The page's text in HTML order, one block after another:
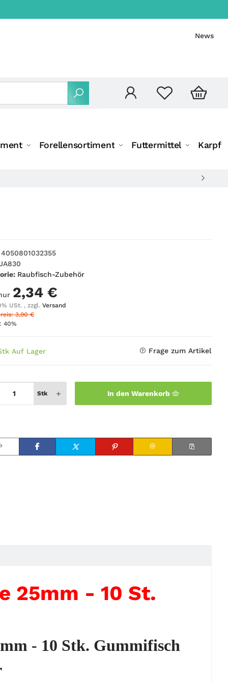
News
Forellensortiment Futtermittel
4050801032355
Raubfisch-Zubehör
2,34 €
USt. , zzgl. Versand
3,90 €
40%
Auf Lager Frage zum Artikel
Stk In den Warenkorb
25mm - 10 St.
- 10 Stk. Gummifisch